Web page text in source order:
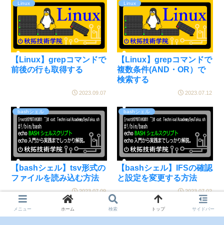
Linux
【Linux】grepコマンドで
前後の行も取得する
2023.09.07
Linux
【Linux】grepコマンドで
複数条件(AND・OR）で
検索する
2023.07.12
bashシェル
【bashシェル】tsv形式の
ファイルを読み込む方法
2023.07.09
bashシェル
【bashシェル】IFSの確認
と設定を変更する方法
2023.07.02
メニュー ホーム 検索 トップ サイドバー